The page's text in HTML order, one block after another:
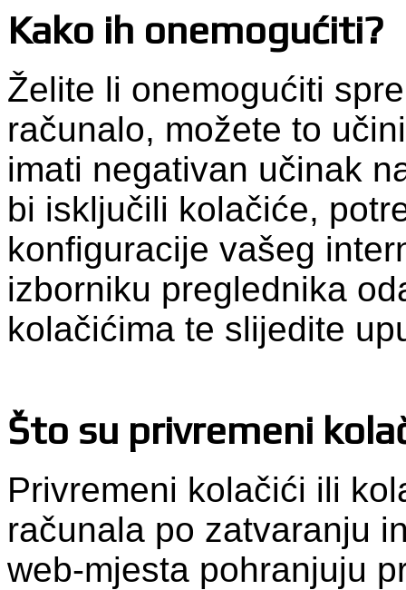
Kako ih onemogućiti?
Želite li onemogućiti
računalo, možete to
imati negativan učinak
bi isključili kolačiće,
konfiguracije vašeg
izborniku preglednika
kolačićima te slijedite
Što su privremeni
Privremeni kolačići ili
računala po zatvaranju
web-mjesta pohranjuju